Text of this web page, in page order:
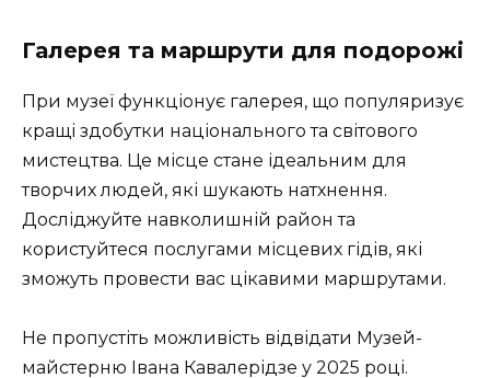
Галерея та маршрути для подорожі
При музеї функціонує галерея, що популяризує
кращі здобутки національного та світового
мистецтва. Це місце стане ідеальним для
творчих людей, які шукають натхнення.
Досліджуйте навколишній район та
користуйтеся послугами місцевих гідів, які
зможуть провести вас цікавими маршрутами.
Не пропустіть можливість відвідати Музей-
майстерню Івана Кавалерідзе у 2025 році.